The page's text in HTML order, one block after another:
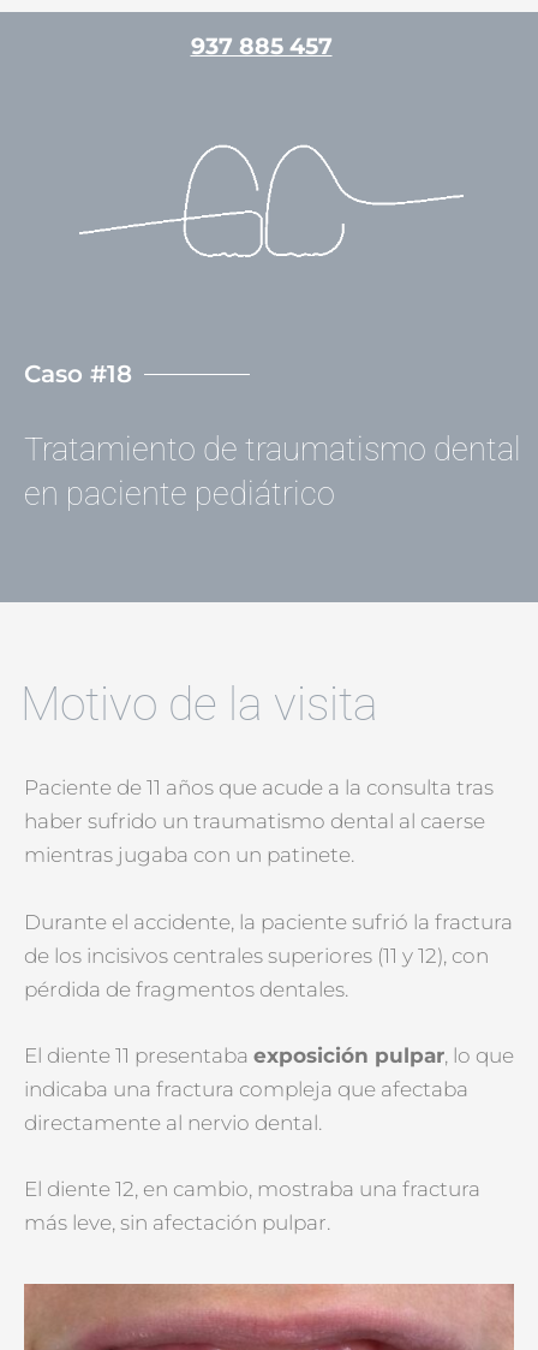
937 885 457
Odontopediatría/ Poradmin
Caso #18
Tratamiento de traumatismo dental
en paciente pediátrico
Motivo de la visita
Paciente de 11 años que acude a la consulta tras
haber sufrido un traumatismo dental al caerse
mientras jugaba con un patinete.
Durante el accidente, la paciente sufrió la fractura
de los incisivos centrales superiores (11 y 12), con
pérdida de fragmentos dentales.
El diente 11 presentaba exposición pulpar, lo que
indicaba una fractura compleja que afectaba
directamente al nervio dental.
El diente 12, en cambio, mostraba una fractura
más leve, sin afectación pulpar.